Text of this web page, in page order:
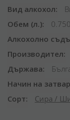
Вид алкохол
Обем (л.)
Алкохолно
Производител
Държава
Начин на
Сорт
Сира /